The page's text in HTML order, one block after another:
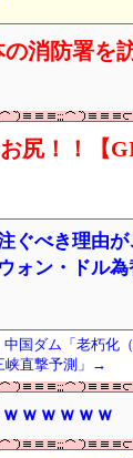
消防署を
尻！！【
ぐべき理由が
ォン・ドル為
国ダム「老朽化
峡直撃予測」→
ｗｗｗｗｗ